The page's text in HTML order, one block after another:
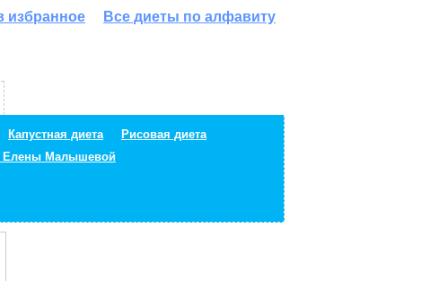
Все диеты по алфавиту
избранное
Капустная диета
Рисовая диета
Елены Малышевой